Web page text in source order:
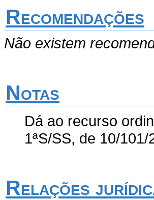
Recomendações
Não existem
Notas
Dá ao recurso
1ªS/SS, de 10/
Relações